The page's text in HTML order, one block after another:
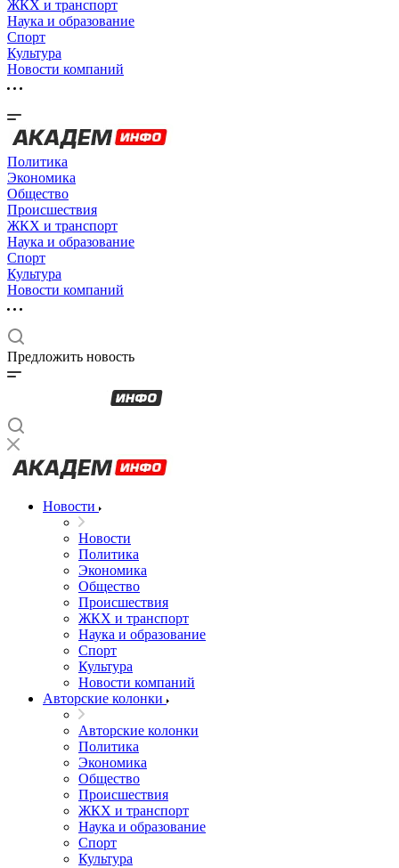
ЖКХ и транспорт
Наука и образование
Спорт
Культура
Новости компаний
Политика
Экономика
Общество
Происшествия
ЖКХ и транспорт
Наука и образование
Спорт
Культура
Новости компаний
Предложить новость
Новости
Новости
Политика
Экономика
Общество
Происшествия
ЖКХ и транспорт
Наука и образование
Спорт
Культура
Новости компаний
Авторские колонки
Авторские колонки
Политика
Экономика
Общество
Происшествия
ЖКХ и транспорт
Наука и образование
Спорт
Культура